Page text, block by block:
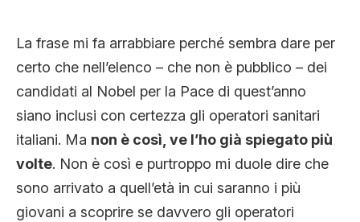
La frase mi fa arrabbiare perché sembra dare per
certo che nell’elenco – che non è pubblico – dei
candidati al Nobel per la Pace di quest’anno
siano inclusi con certezza gli operatori sanitari
italiani. Ma non è così, ve l’ho già spiegato più
volte. Non è così e purtroppo mi duole dire che
sono arrivato a quell’età in cui saranno i più
giovani a scoprire se davvero gli operatori